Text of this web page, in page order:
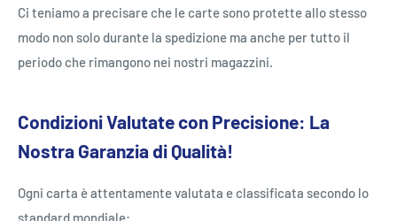
Ci teniamo a precisare che le carte sono protette allo stesso
modo non solo durante la spedizione ma anche per tutto il
periodo che rimangono nei nostri magazzini.
Condizioni Valutate con Precisione: La
Nostra Garanzia di Qualità!
Ogni carta è attentamente valutata e classificata secondo lo
standard mondiale: